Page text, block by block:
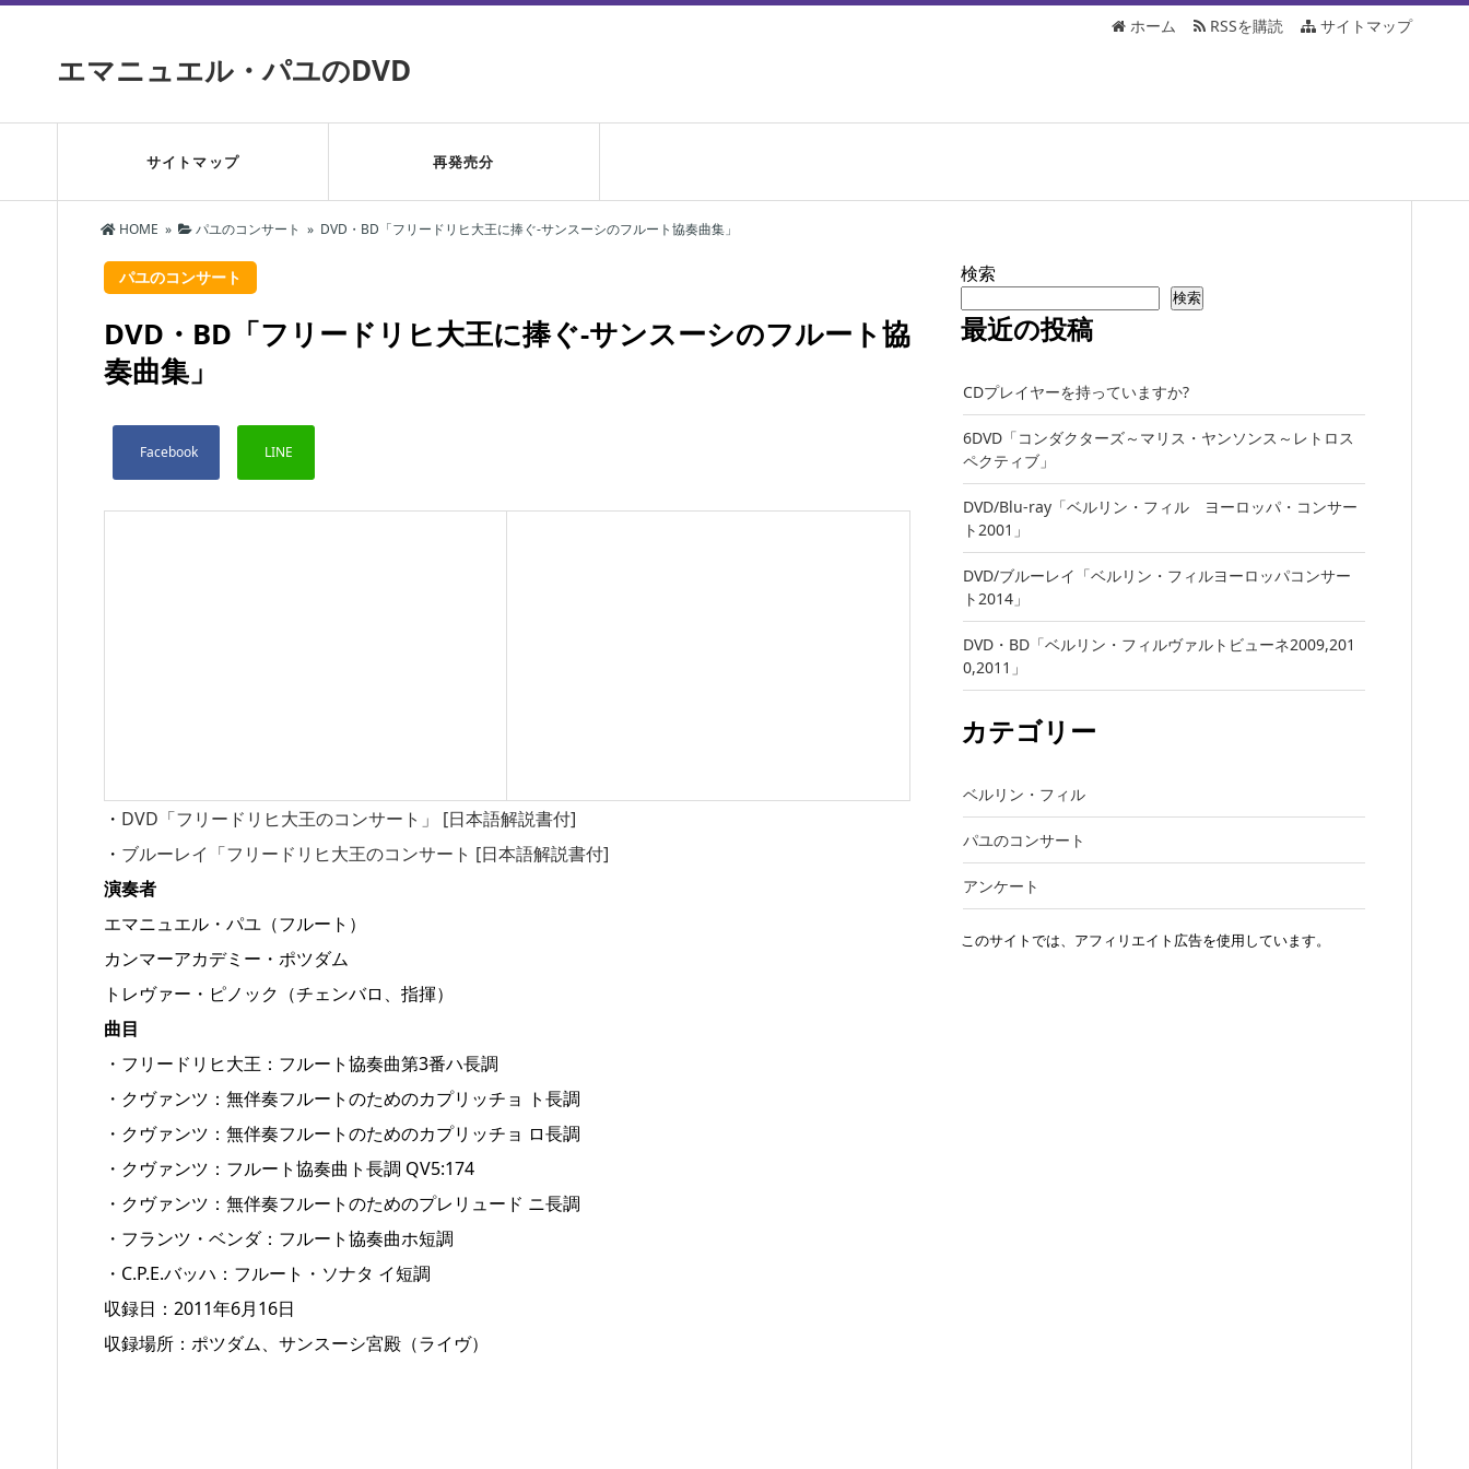
サイトマップ
RSSを購読
ホーム
エマニュエル・パユのDVD
サイトマップ 再発売分
HOME » パユのコンサート » DVD・BD「フリードリヒ大王に捧ぐ-サンスーシのフルート協奏曲集」
パユのコンサート
DVD・BD「フリードリヒ大王に捧ぐ-サンスーシのフルート協
奏曲集」
・ DVD「フリードリヒ大王のコンサート」 [日本語解説書付]
・ ブルーレイ「フリードリヒ大王のコンサート [日本語解説書付]
演奏者
エマニュエル・パユ（フルート）
カンマーアカデミー・ポツダム
トレヴァー・ピノック（チェンバロ、指揮）
曲目
・フリードリヒ大王：フルート協奏曲第3番ハ長調
・クヴァンツ：無伴奏フルートのためのカプリッチョ ト長調
・クヴァンツ：無伴奏フルートのためのカプリッチョ ロ長調
・クヴァンツ：フルート協奏曲ト長調 QV5:174
・クヴァンツ：無伴奏フルートのためのプレリュード ニ長調
・フランツ・ベンダ：フルート協奏曲ホ短調
・C.P.E.バッハ：フルート・ソナタ イ短調
収録日：2011年6月16日
収録場所：ポツダム、サンスーシ宮殿（ライヴ）
検索
検索
最近の投稿
CDプレイヤーを持っていますか?
6DVD「コンダクターズ～マリス・ヤンソンス～レトロス
ペクティブ」
DVD/Blu-ray「ベルリン・フィル ヨーロッパ・コンサー
ト2001」
DVD/ブルーレイ「ベルリン・フィルヨーロッパコンサー
ト2014」
DVD・BD「ベルリン・フィルヴァルトビューネ2009,201
0,2011」
カテゴリー
ベルリン・フィル
パユのコンサート
アンケート
このサイトでは、アフィリエイト広告を使用しています。